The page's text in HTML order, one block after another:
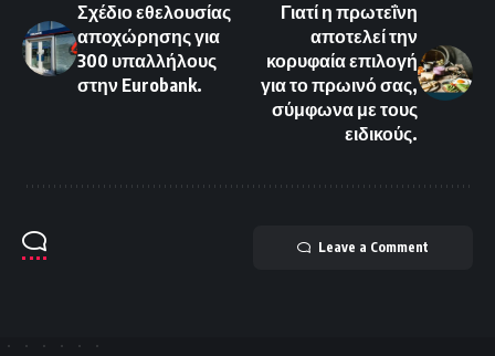
Σχέδιο εθελουσίας
αποχώρησης για
300 υπαλλήλους
στην Eurobank.
Γιατί η πρωτεΐνη
αποτελεί την
κορυφαία επιλογή
για το πρωινό σας,
σύμφωνα με τους
ειδικούς.
Leave a Comment